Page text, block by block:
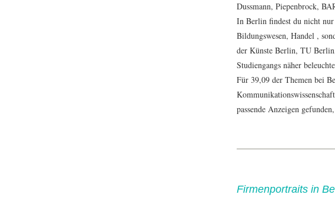
Dussmann, Piepenbrock,
In Berlin findest du nicht nur
Bildungswesen, Handel ,
der Künste Berlin, TU
Studiengangs näher
Für 39,09 der Themen bei
passende Anzeigen
Firmenportraits in